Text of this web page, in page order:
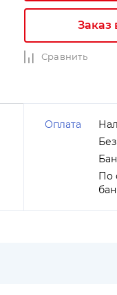
Заказ
Сравнить
Оплата
По